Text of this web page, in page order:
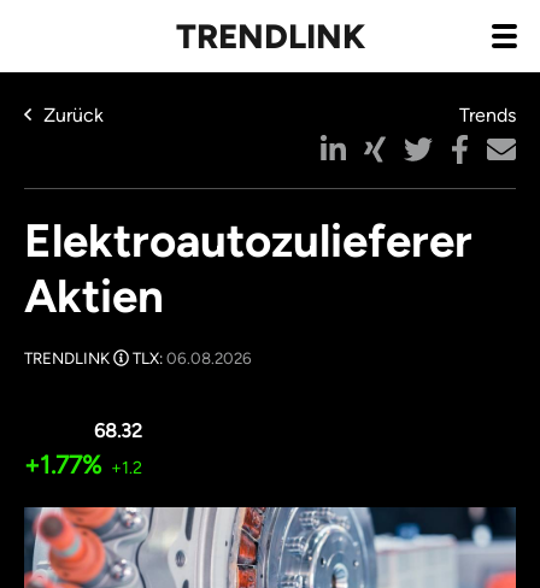
TRENDLINK
Zurück Trends
Elektroautozulieferer
Aktien
TRENDLINK TLX:06.08.2026
68.32
+1.77% +1.2